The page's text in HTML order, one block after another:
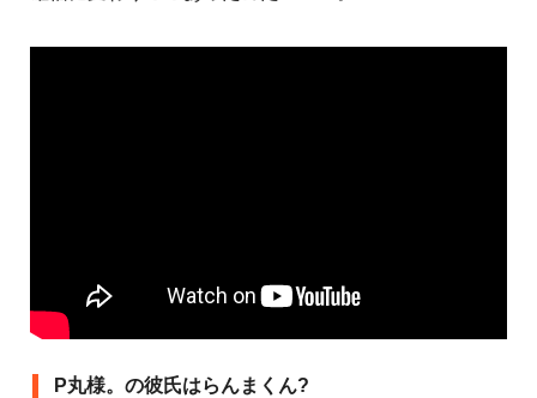
P丸様。の彼氏はらんまくん?